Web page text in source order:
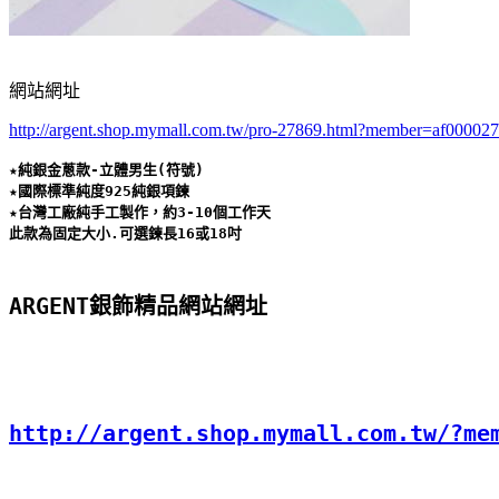
網站網址
http://argent.shop.mymall.com.tw/pro-
★純銀金蔥款-立體男生(符號)
★國際標準純度925純銀項鍊
★台灣工廠純手工製作，約3-10個工作天
此款為固定大小.可選鍊長16或18吋
ARGENT銀飾精品網站網址
http://argent.shop.mymall.com.tw/